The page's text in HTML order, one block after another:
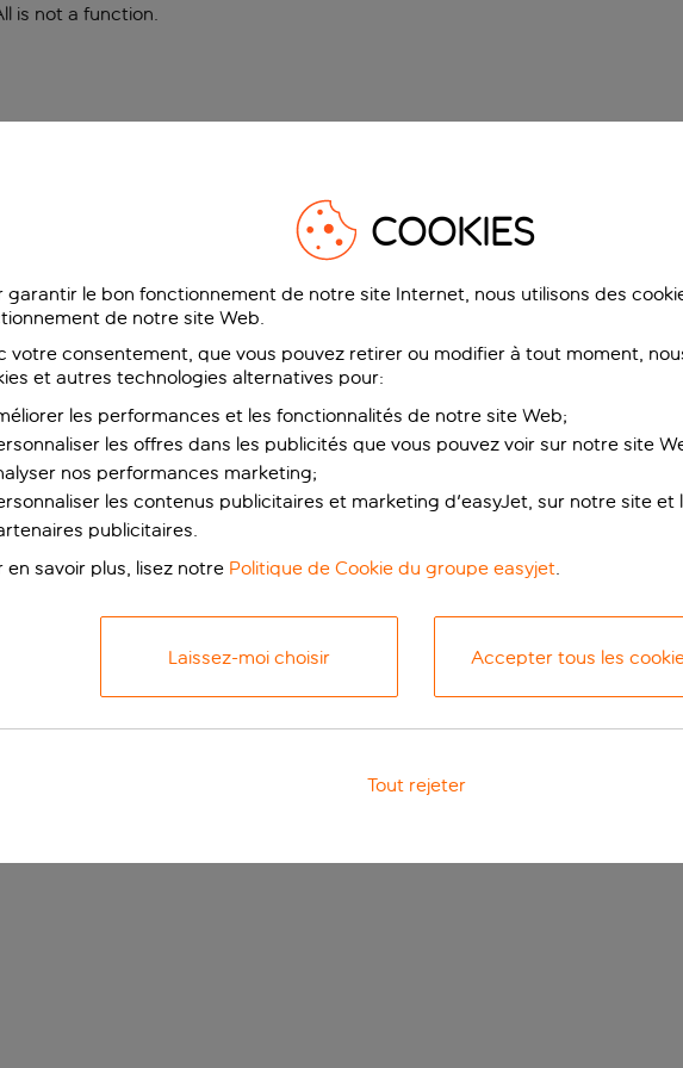
is not a function.
COOKIES
garantir le bon fonctionnement de notre site Internet, nous utilisons des
de notre site Web.
votre consentement, que vous pouvez retirer ou modifier à tout moment,
et autres technologies alternatives pour:
les performances et les fonctionnalités de notre site Web;
les offres dans les publicités que vous pouvez voir sur notre site
nos performances marketing;
les contenus publicitaires et marketing d'easyJet, sur notre site et
publicitaires.
en savoir plus, lisez notre Politique de Cookie du groupe easyjet.
Laissez-moi choisir Accepter tous les
Tout rejeter